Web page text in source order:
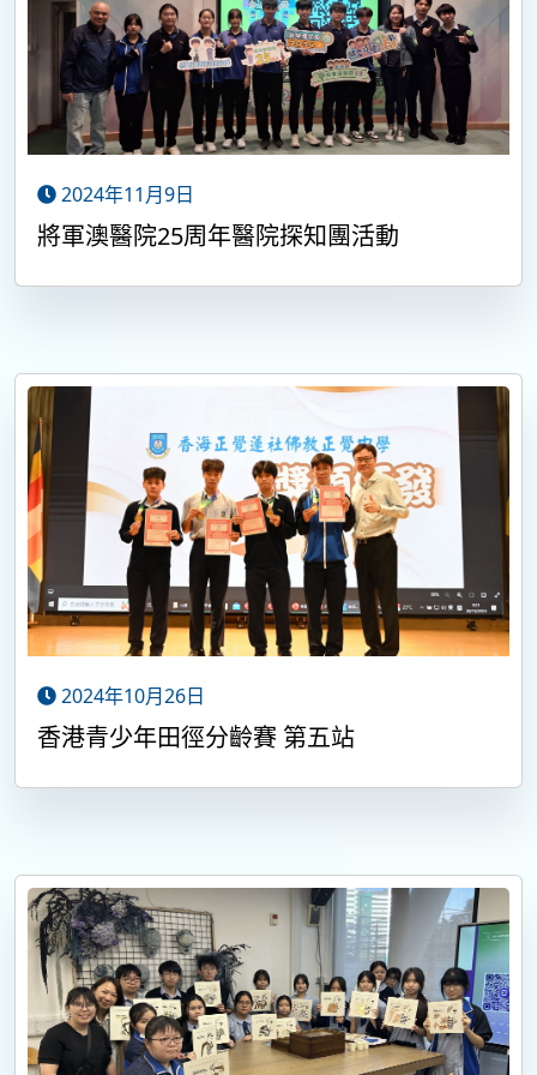
2024年11月9日
將軍澳醫院25周年醫院探知團活動
2024年10月26日
香港青少年田徑分齡賽 第五站